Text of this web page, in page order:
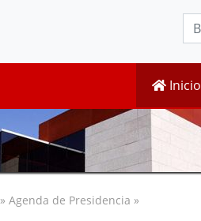
Inicio
» Agenda de Presidencia »